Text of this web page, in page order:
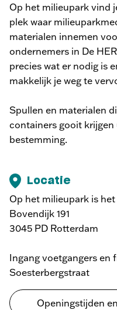
Op het milieupark vind
plek waar
materialen innemen
ondernemers in De
precies wat er nodig is
makkelijk je weg te
Spullen en materialen
containers gooit krijgen
bestemming.
Locatie
Op het milieupark is
Bovendijk 191
3045 PD Rotterdam
Ingang voetgangers en
Soesterbergstraat
Openingstijden